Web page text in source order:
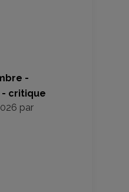
-
- critique
par